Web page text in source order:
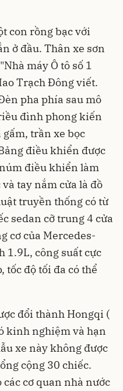
con rồng bạc với
ở đầu. Thân xe sơn
máy Ô tô số 1
Trạch Đông viết.
pha phía sau mô
đình phong kiến
gấm, trần xe bọc
điều khiển được
điều khiển làm
tay nắm cửa là đồ
truyền thống có từ
sedan cỡ trung 4 cửa
cơ của Mercedes-
1.9L, công suất cực
tốc độ tối đa có thể
đổi thành Hongqi (
kinh nghiệm và hạn
xe này không được
cộng 30 chiếc.
cơ quan nhà nước